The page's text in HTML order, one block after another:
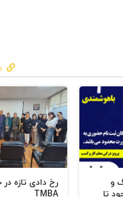
و
تا
رخ دادی تازه در
TMBA